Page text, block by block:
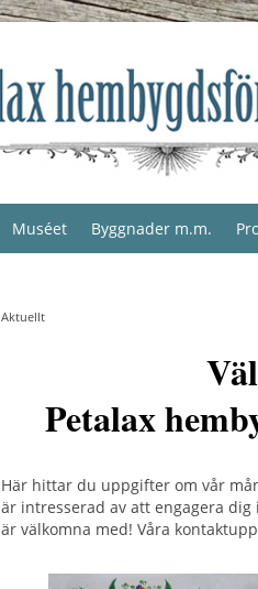
Muséet Byggnader m.m.
Aktuellt
Petalax
Här hittar du uppgifter om vår
är intresserad av att engagera
är välkomna med! Våra